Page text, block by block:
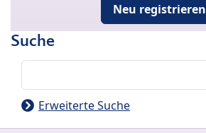
Neu registrieren
Suche
Erweiterte Suche